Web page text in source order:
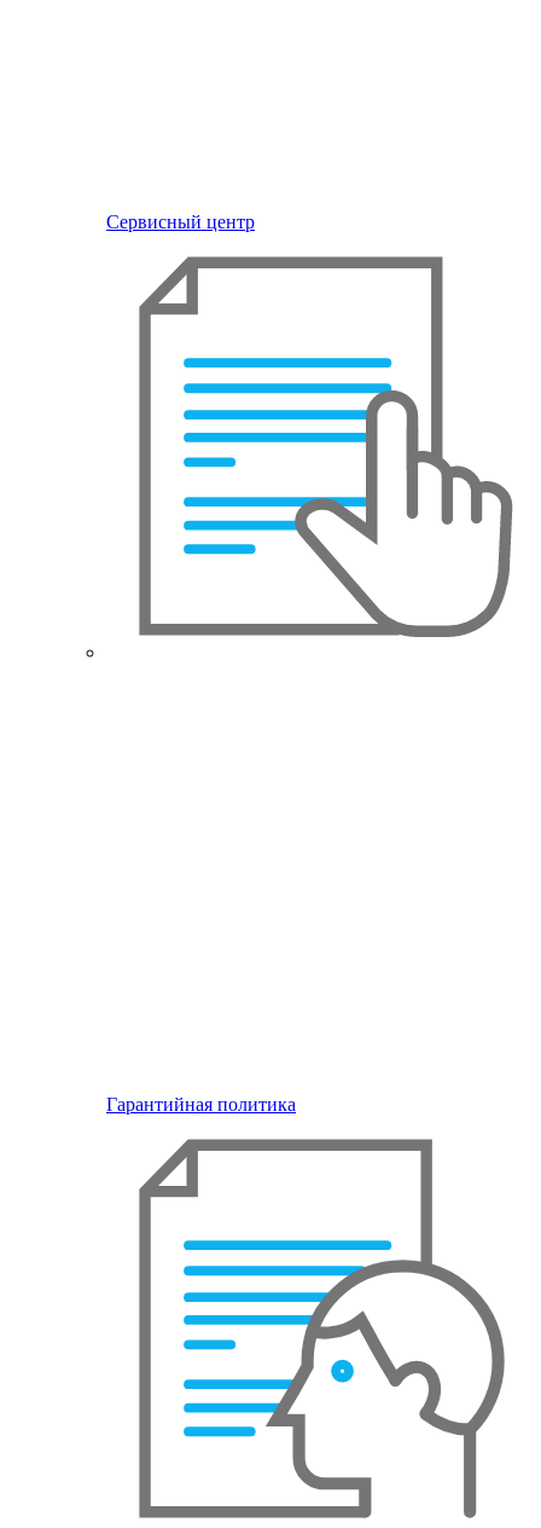
Сервисный центр
Гарантийная политика